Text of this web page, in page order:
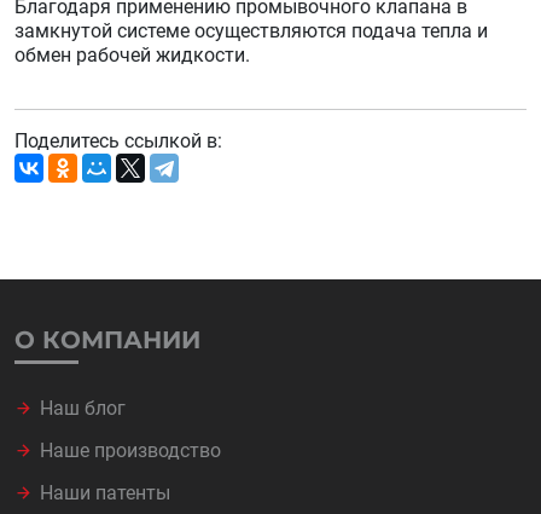
Благодаря применению промывочного клапана в
замкнутой системе осуществляются подача тепла и
обмен рабочей жидкости.
Поделитесь ссылкой в:
О КОМПАНИИ
Наш блог
Наше производство
Наши патенты